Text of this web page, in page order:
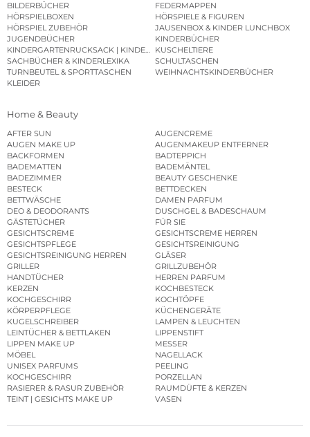
BILDERBÜCHER
FEDERMAPPEN
HÖRSPIELBOXEN
HÖRSPIELE & FIGUREN
HÖRSPIEL ZUBEHÖR
JAUSENBOX & KINDER LUNCHBOX
JUGENDBÜCHER
KINDERBÜCHER
KINDERGARTENRUCKSACK | KINDERGARTENBEUTEL
KUSCHELTIERE
SACHBÜCHER & KINDERLEXIKA
SCHULTASCHEN
TURNBEUTEL & SPORTTASCHEN
WEIHNACHTSKINDERBÜCHER
KLEIDER
Home & Beauty
AFTER SUN
AUGENCREME
AUGEN MAKE UP
AUGENMAKEUP ENTFERNER
BACKFORMEN
BADTEPPICH
BADEMATTEN
BADEMÄNTEL
BADEZIMMER
BEAUTY GESCHENKE
BESTECK
BETTDECKEN
BETTWÄSCHE
DAMEN PARFUM
DEO & DEODORANTS
DUSCHGEL & BADESCHAUM
GÄSTETÜCHER
FÜR SIE
GESICHTSCREME
GESICHTSCREME HERREN
GESICHTSPFLEGE
GESICHTSREINIGUNG
GESICHTSREINIGUNG HERREN
GLÄSER
GRILLER
GRILLZUBEHÖR
HANDTÜCHER
HERREN PARFUM
KERZEN
KOCHBESTECK
KOCHGESCHIRR
KOCHTÖPFE
KÖRPERPFLEGE
KÜCHENGERÄTE
KUGELSCHREIBER
LAMPEN & LEUCHTEN
LEINTÜCHER & BETTLAKEN
LIPPENSTIFT
LIPPEN MAKE UP
MESSER
MÖBEL
NAGELLACK
UNISEX PARFUMS
PEELING
KOCHGESCHIRR
PORZELLAN
RASIERER & RASUR ZUBEHÖR
RAUMDÜFTE & KERZEN
TEINT | GESICHTS MAKE UP
VASEN